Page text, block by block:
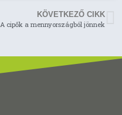
KÖVETKEZŐ CIKK
A cipők a mennyországból jönnek